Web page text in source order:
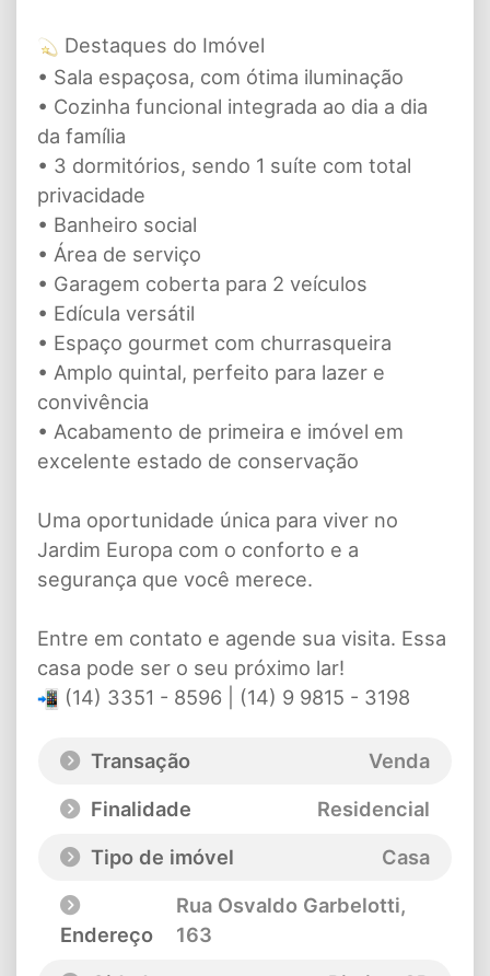
Destaques do Imóvel
• Sala espaçosa, com ótima iluminação
• Cozinha funcional integrada ao dia a dia
da família
• 3 dormitórios, sendo 1 suíte com total
privacidade
• Banheiro social
• Área de serviço
• Garagem coberta para 2 veículos
• Edícula versátil
• Espaço gourmet com churrasqueira
• Amplo quintal, perfeito para lazer e
convivência
• Acabamento de primeira e imóvel em
excelente estado de conservação
Uma oportunidade única para viver no
Jardim Europa com o conforto e a
segurança que você merece.
Entre em contato e agende sua visita. Essa
casa pode ser o seu próximo lar!
(14) 3351 - 8596 | (14) 9 9815 - 3198
Transação
Venda
Finalidade
Residencial
Tipo de imóvel
Casa
Endereço
Rua Osvaldo Garbelotti,
163